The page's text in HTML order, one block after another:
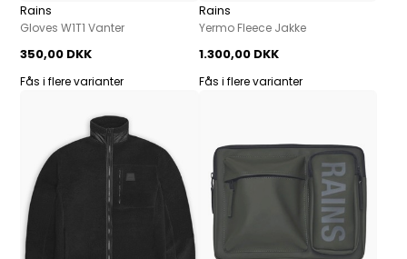
Rains
Gloves W1T1 Vanter
350,00 DKK
Fås i flere varianter
Rains
Yermo Fleece Jakke
1.300,00 DKK
Fås i flere varianter